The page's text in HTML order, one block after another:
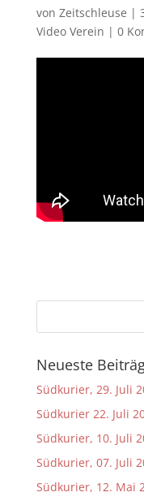
von Zeitschleuse |
Video Verein | 0
Neueste
Südkurier, 29. Juli
Südkurier 22. Juli
Südkurier, 10. Juli
Südkurier, 07. Juli
Südkurier, 12. Mai